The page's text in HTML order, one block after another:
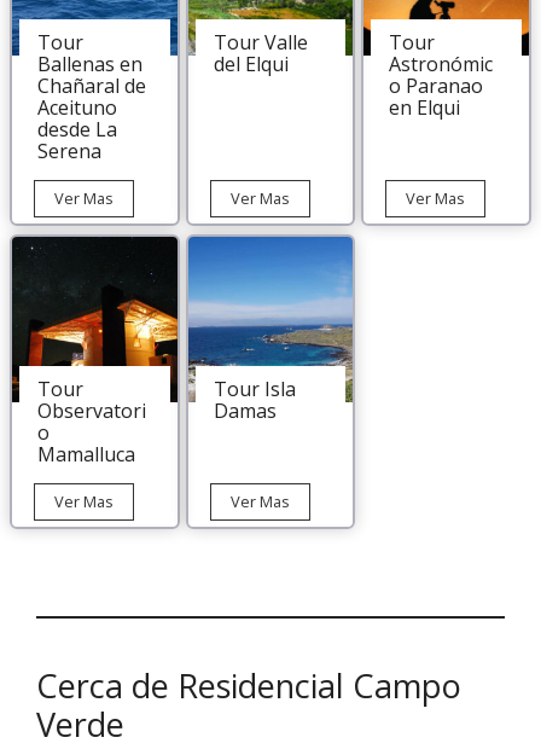
Tour
Ballenas en
Chañaral de
Aceituno
desde La
Serena
Ver Mas
Ballenas
en
Chañaral
de
Aceituno
desde
La
Tour Valle
del Elqui
Ver MasTour
Valle
del
Elqui
Tour
Astronómic
o Paranao
en Elqui
Ver Mas
Tour
Observatori
o
Mamalluca
Ver Mas
Observatorio
Tour Isla
Damas
Ver MasTour
Isla
Cerca de Residencial Campo
Verde